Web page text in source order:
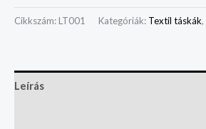
Cikkszám: LT001 Kategóriák: Textil táskák,
Leírás